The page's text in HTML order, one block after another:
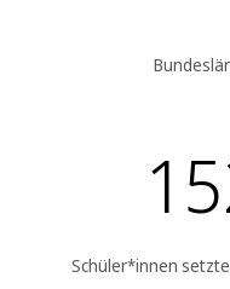
Schüler*innen